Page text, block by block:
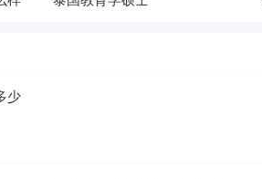
少